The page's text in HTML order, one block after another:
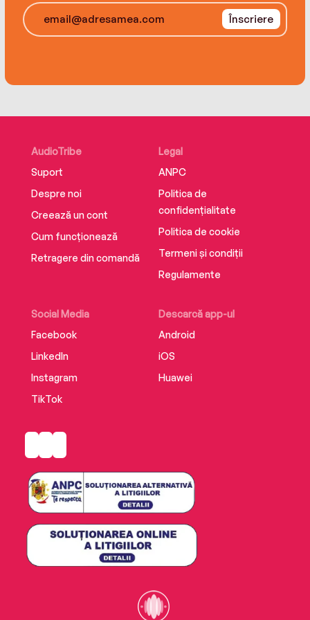
Supplemental enhancement PDF accompanies
Înscriere
AudioTribe
Suport
Despre noi
Creează un cont
Cum funcționează
Retragere din comandă
Social Media
Facebook
LinkedIn
Instagram
TikTok
Descarcă app-ul
Android
iOS
Huawei
Legal
ANPC
Politica de
confidențialitate
Politica de cookie
Termeni și condiții
Regulamente